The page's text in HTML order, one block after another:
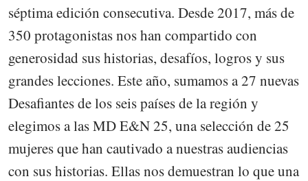
séptima edición consecutiva. Desde 2017, más de
350 protagonistas nos han compartido con
generosidad sus historias, desafíos, logros y sus
grandes lecciones. Este año, sumamos a 27 nuevas
Desafiantes de los seis países de la región y
elegimos a las MD E&N 25, una selección de 25
mujeres que han cautivado a nuestras audiencias
con sus historias. Ellas nos demuestran lo que una